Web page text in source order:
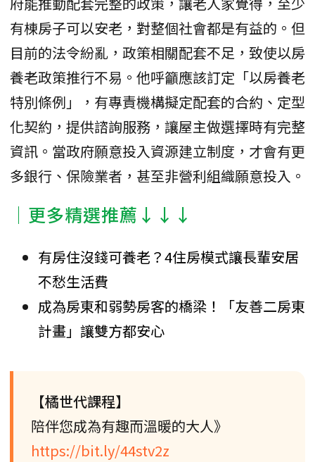
有棟房子可以安老，對整個社會都是有益的。但
目前的法令紛亂，政策相關配套不足，致使以房
養老政策推行不易。他呼籲應該訂定「以房養老
特別條例」，有專責機構擬定配套的合約、定型
化契約，提供諮詢服務，讓屋主做選擇時有完整
資訊。當政府願意投入資源建立制度，才會有更
多銀行、保險業者，甚至非營利組織願意投入。
│更多精選推薦↓↓↓
有房住沒錢可養老？4住房模式讓長輩安居
不愁生活費
成為房東和弱勢房客的橋梁！「友善二房東
計畫」讓雙方都安心
【橘世代課程】
陪伴您成為有趣而溫暖的大人》
https://bit.ly/44stv2z